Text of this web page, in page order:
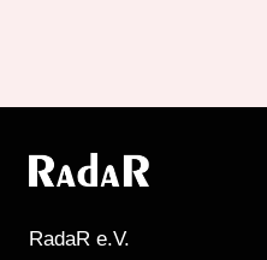
RadaR e.V.